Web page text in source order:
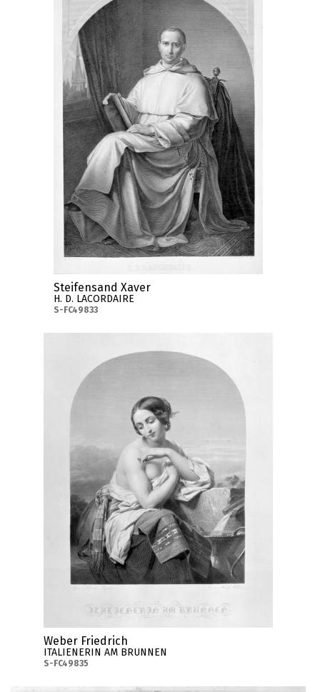
Steifensand Xaver
H. D. LACORDAIRE
S-FC49833
Weber Friedrich
ITALIENERIN AM BRUNNEN
S-FC49835